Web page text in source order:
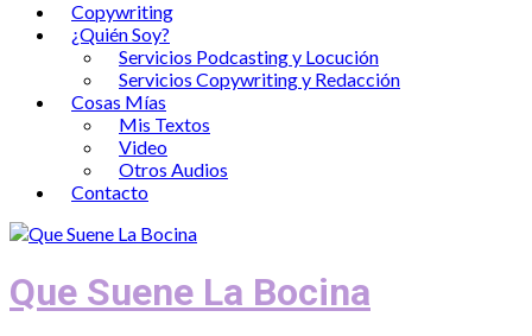
Copywriting
¿Quién Soy?
Servicios Podcasting y Locución
Servicios Copywriting y Redacción
Cosas Mías
Mis Textos
Video
Otros Audios
Contacto
Que Suene La Bocina